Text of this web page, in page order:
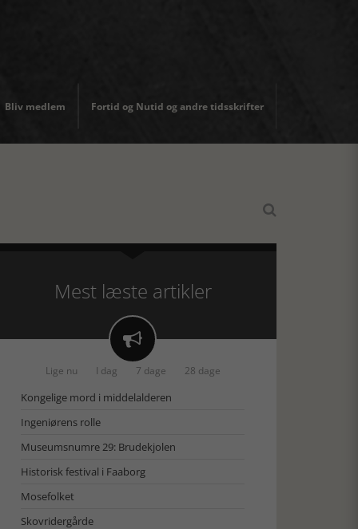
Bliv medlem Fortid og Nutid og andre tidsskrifter

Mest læste artikler

Lige nu I dag 7 dage 28 dage
Kongelige mord i middelalderen
Ingeniørens rolle
Museumsnumre 29: Brudekjolen
Historisk festival i Faaborg
Mosefolket
Skovridergårde